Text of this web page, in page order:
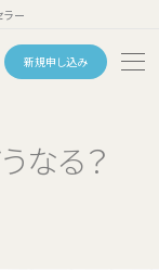
ー
0120-1132-99
新規申し込み
なる？